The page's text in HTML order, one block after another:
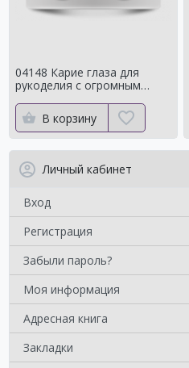
04148 Карие глаза для
рукоделия с огромным
В корзину
Личный кабинет
Вход
Регистрация
Забыли пароль?
Моя информация
Адресная книга
Закладки